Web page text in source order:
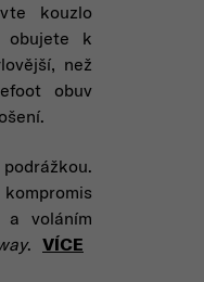
kouzlo
k
než
obuv
a voláním
. VÍCE